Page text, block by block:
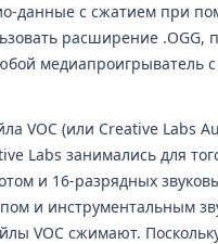
данные с сжатием при
расширение .OGG,
медиапроигрыватель
VOC (или Creative Labs
Labs занимались для
и 16-разрядных
и инструментальным
VOC сжимают.